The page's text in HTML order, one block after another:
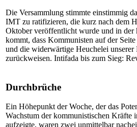
Die Versammlung stimmte einstimmig
IMT zu ratifizieren, die kurz nach dem
Oktober veröffentlicht wurde und in der
kommt, dass Kommunisten auf der
und die widerwärtige Heuchelei unserer
zurückweisen. Intifada bis zum Sieg:
Durchbrüche
Ein Höhepunkt der Woche, der das
Wachstum der kommunistischen Kräfte
aufzeigte, waren zwei unmittelbar